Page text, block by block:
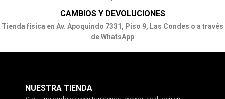
CAMBIOS Y DEVOLUCIONES
Tienda física en Av. Apoquindo 7331, Piso 9, Las Condes o a través
de WhatsApp
NUESTRA TIENDA